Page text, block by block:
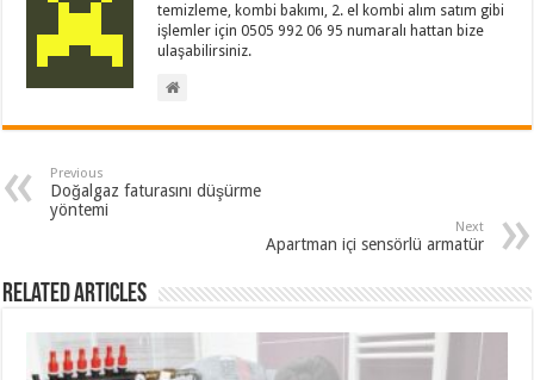
temizleme, kombi bakımı, 2. el kombi alım satım gibi
işlemler için 0505 992 06 95 numaralı hattan bize
ulaşabilirsiniz.
Previous
Doğalgaz faturasını düşürme
yöntemi
Next
Apartman içi sensörlü armatür
Related Articles